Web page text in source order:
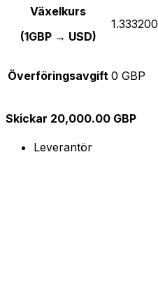
Växelkurs
(1GBP → USD)
1.333200
Överföringsavgift 0 GBP
Skickar 20,000.00 GBP
Leverantör